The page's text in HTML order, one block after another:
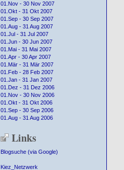
01.Nov - 30 Nov 2007
01.Okt - 31 Okt 2007
01.Sep - 30 Sep 2007
01.Aug - 31 Aug 2007
01.Jul - 31 Jul 2007
01.Jun - 30 Jun 2007
01.Mai - 31 Mai 2007
01.Apr - 30 Apr 2007
01.Mär - 31 Mär 2007
01.Feb - 28 Feb 2007
01.Jan - 31 Jan 2007
01.Dez - 31 Dez 2006
01.Nov - 30 Nov 2006
01.Okt - 31 Okt 2006
01.Sep - 30 Sep 2006
01.Aug - 31 Aug 2006
Links
Blogsuche (via Google)
Kiez_Netzwerk